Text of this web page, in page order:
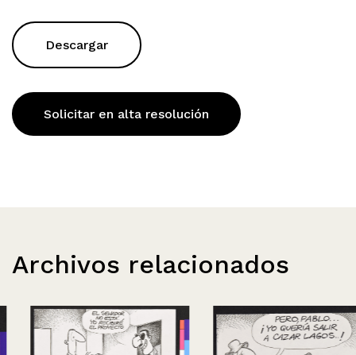
Descargar
Solicitar en alta resolución
Archivos relacionados